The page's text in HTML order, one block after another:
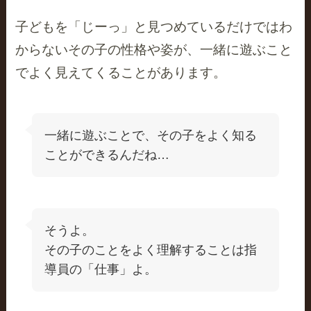
子どもを「じーっ」と見つめているだけではわ
からないその子の性格や姿が、一緒に遊ぶこと
でよく見えてくることがあります。
一緒に遊ぶことで、その子をよく知る
ことができるんだね…
そうよ。
その子のことをよく理解することは指
導員の「仕事」よ。